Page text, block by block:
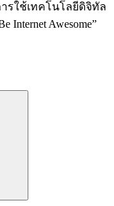
ารใช้เทคโนโลยีดิจิทัล
Awesome”